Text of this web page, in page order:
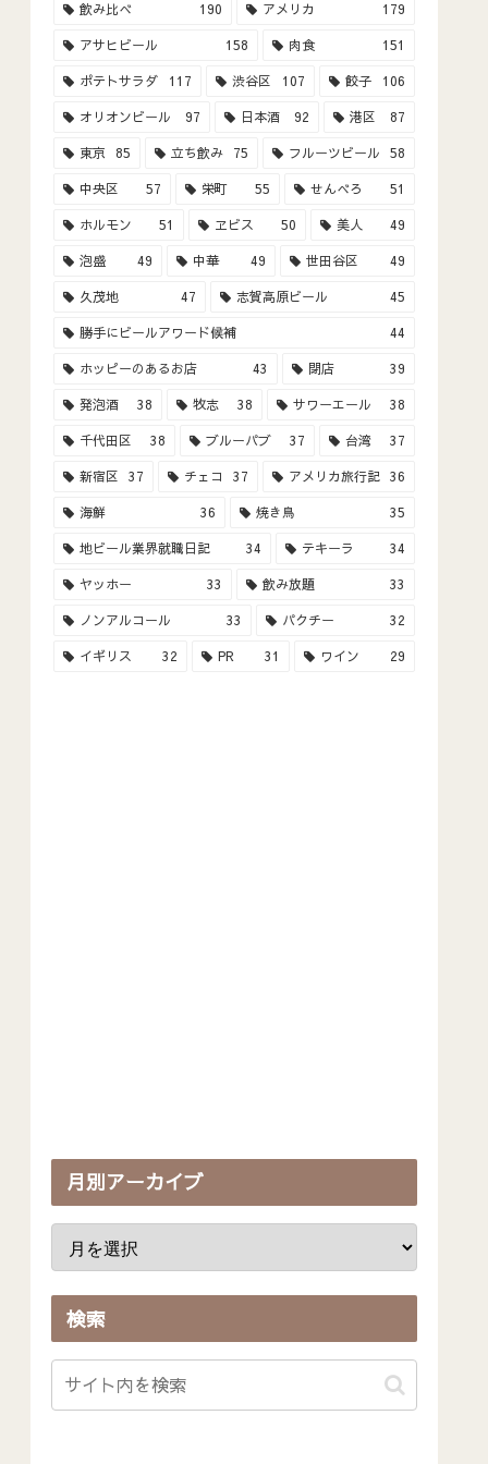
飲み比べ 190 アメリカ 179
アサヒビール 158 肉食 151
ポテトサラダ 117 渋谷区 107 餃子 106
オリオンビール 97 日本酒 92 港区 87
東京 85 立ち飲み 75 フルーツビール 58
中央区 57 栄町 55 せんべろ 51
ホルモン 51 ヱビス 50 美人 49
泡盛 49 中華 49 世田谷区 49
久茂地 47 志賀高原ビール 45
勝手にビールアワード候補 44
ホッピーのあるお店 43 閉店 39
発泡酒 38 牧志 38 サワーエール 38
千代田区 38 ブルーパブ 37 台湾 37
新宿区 37 チェコ 37 アメリカ旅行記 36
海鮮 36 焼き鳥 35
地ビール業界就職日記 34 テキーラ 34
ヤッホー 33 飲み放題 33
ノンアルコール 33 パクチー 32
イギリス 32 PR 31 ワイン 29
月別アーカイブ
検索